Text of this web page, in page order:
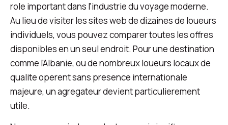
role important dans l'industrie du voyage moderne.
Au lieu de visiter les sites web de dizaines de loueurs
individuels, vous pouvez comparer toutes les offres
disponibles en un seul endroit. Pour une destination
comme l'Albanie, ou de nombreux loueurs locaux de
qualite operent sans presence internationale
majeure, un agregateur devient particulierement
utile.